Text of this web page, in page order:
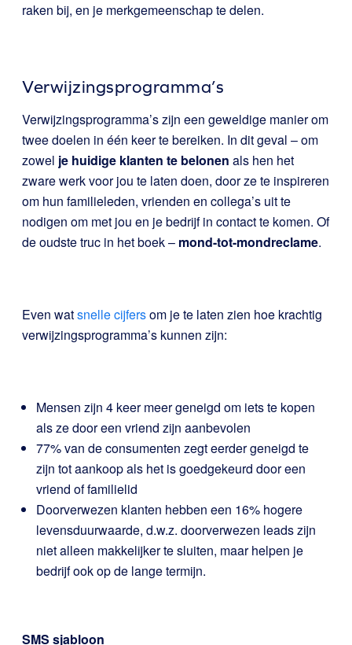
raken bij, en je merkgemeenschap te delen.
Verwijzingsprogramma’s
Verwijzingsprogramma’s zijn een geweldige manier om
twee doelen in één keer te bereiken. In dit geval – om
zowel je huidige klanten te belonen als hen het
zware werk voor jou te laten doen, door ze te inspireren
om hun familieleden, vrienden en collega’s uit te
nodigen om met jou en je bedrijf in contact te komen. Of
de oudste truc in het boek – mond-tot-mondreclame.
Even watsnelle cijfersom je te laten zien hoe krachtig
verwijzingsprogramma’s kunnen zijn:
Mensen zijn 4 keer meer geneigd om iets te kopen
als ze door een vriend zijn aanbevolen
77% van de consumenten zegt eerder geneigd te
zijn tot aankoop als het is goedgekeurd door een
vriend of familielid
Doorverwezen klanten hebben een 16% hogere
levensduurwaarde, d.w.z. doorverwezen leads zijn
niet alleen makkelijker te sluiten, maar helpen je
bedrijf ook op de lange termijn.
SMS sjabloon